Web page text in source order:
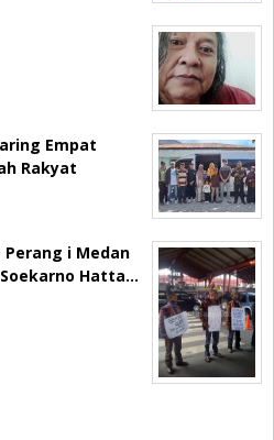
Empat
Rakyat
Perang i Medan
Hatta…